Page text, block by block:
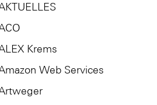
Krems
Web Services